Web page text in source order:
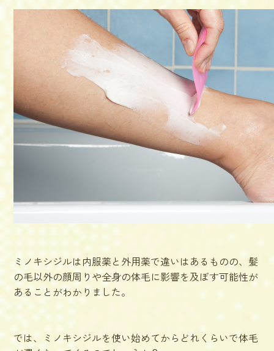
ミノキシジルは内服薬と外用薬で違いはあるものの、髪
の毛以外の顔周りや全身の体毛に影響を及ぼす可能性が
あることがわかりました。
では、ミノキシジルを使い始めてからどれくらいで体毛